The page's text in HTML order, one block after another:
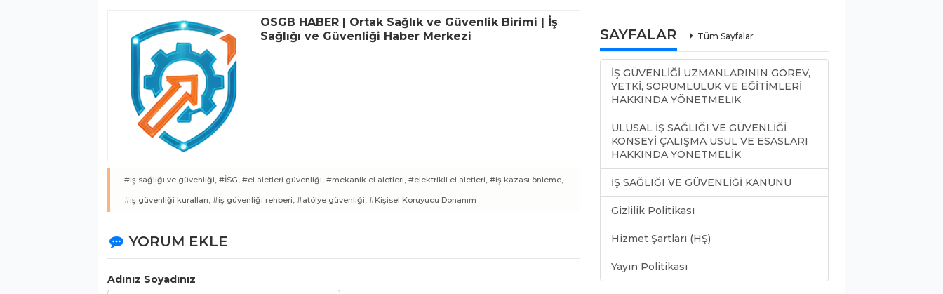
OSGB HABER | Ortak Sağlık ve Güvenlik Birimi | İş
Sağlığı ve Güvenliği Haber Merkezi
#iş sağlığı ve güvenliği, #İSG, #el aletleri güvenliği, #mekanik el aletleri, #elektrikli el aletleri, #iş kazası önleme,
#iş güvenliği kuralları, #iş güvenliği rehberi, #atölye güvenliği, #Kişisel Koruyucu Donanım
YORUM EKLE
Adınız Soyadınız
SAYFALAR Tüm Sayfalar
İŞ GÜVENLİĞİ UZMANLARININ GÖREV,
YETKİ, SORUMLULUK VE EĞİTİMLERİ
HAKKINDA YÖNETMELİK
ULUSAL İŞ SAĞLIĞI VE GÜVENLİĞİ
KONSEYİ ÇALIŞMA USUL VE ESASLARI
HAKKINDA YÖNETMELİK
İŞ SAĞLIĞI VE GÜVENLİĞİ KANUNU
Gizlilik Politikası
Hizmet Şartları (HŞ)
Yayın Politikası